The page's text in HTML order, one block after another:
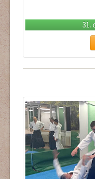
31.